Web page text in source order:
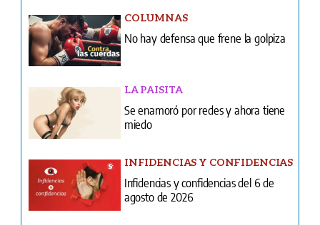
LA PAISITA
Se enamoró por redes y ahora tiene
INFIDENCIAS Y CONFIDENCIAS
Infidencias y confidencias del 6 de
agosto de 2026
COLUMNAS
Donde el agua escribe su leyenda